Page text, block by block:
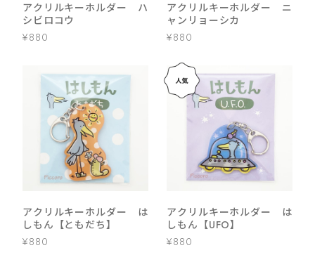
アクリルキーホルダー ハ
シビロコウ
¥880
アクリルキーホルダー ニ
ャンリョーシカ
¥880
アクリルキーホルダー は
しもん【ともだち】
¥880
アクリルキーホルダー は
しもん【UFO】
¥880